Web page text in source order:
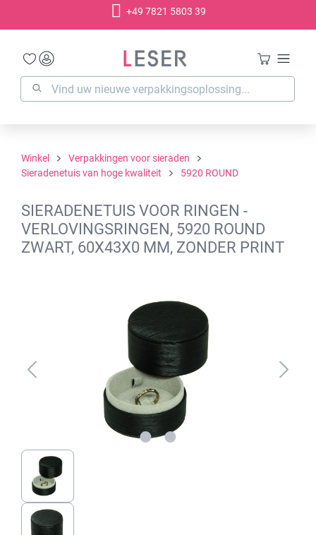
+49 7821 5803 39
Winkel
Verpakkingen voor sieraden
Sieradenetuis van hoge kwaliteit
5920 ROUND
SIERADENETUIS VOOR RINGEN -
VERLOVINGSRINGEN, 5920 ROUND
ZWART, 60X43X0 MM, ZONDER PRINT